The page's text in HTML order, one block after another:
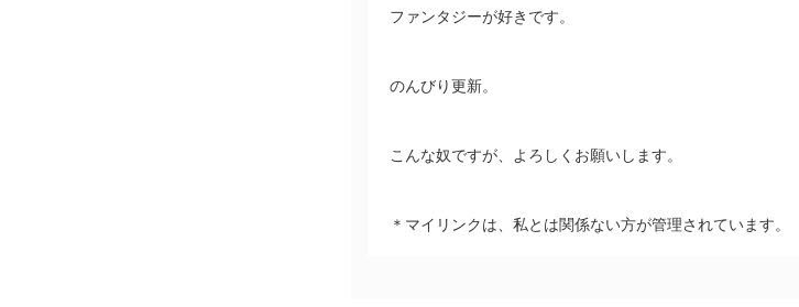
ファンタジーが好きです。
のんびり更新。
こんな奴ですが、よろしくお願いします。
＊マイリンクは、私とは関係ない方が管理されています。